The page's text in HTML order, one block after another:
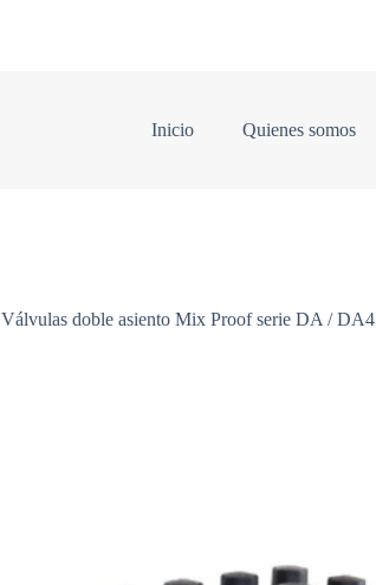
Inicio Quienes somos
Válvulas doble asiento Mix Proof serie DA / DA4